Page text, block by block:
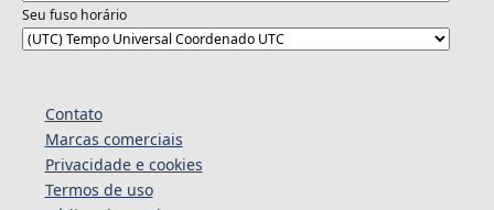
Seu fuso horário
Contato
Marcas comerciais
Privacidade e cookies
Termos de uso